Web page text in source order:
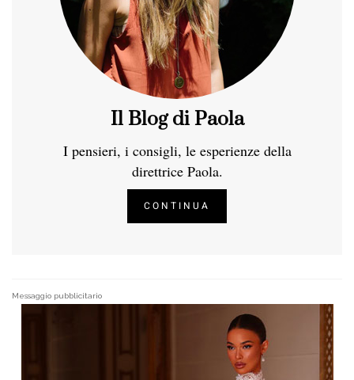
Il Blog di Paola
I pensieri, i consigli, le esperienze della
direttrice Paola.
CONTINUA
Messaggio pubblicitario